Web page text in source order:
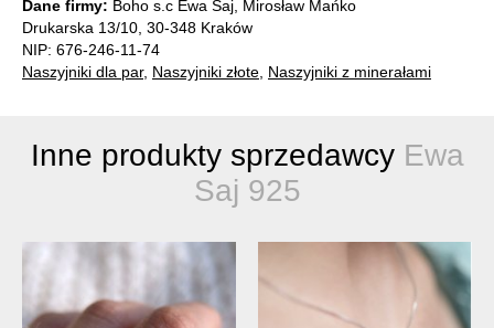
Dane firmy: Boho s.c Ewa Saj, Mirosław Mańko
Drukarska 13/10, 30-348 Kraków
NIP: 676-246-11-74
Naszyjniki dla par, Naszyjniki złote, Naszyjniki z minerałami
Inne produkty sprzedawcy Ewa
Saj 925